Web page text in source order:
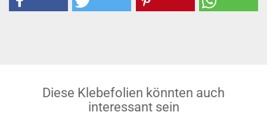
Diese Klebefolien könnten auch
interessant sein